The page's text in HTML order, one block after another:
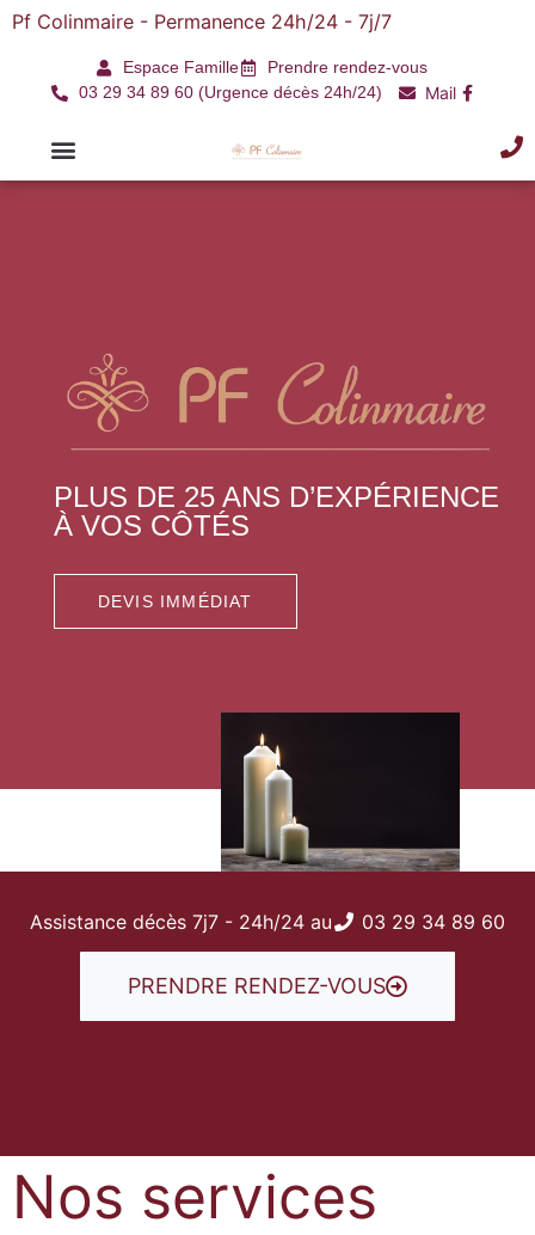
Pf Colinmaire - Permanence 24h/24 - 7j/7
Espace Famille
Prendre rendez-vous
03 29 34 89 60 (Urgence décès 24h/24)
Mail
PLUS DE 25 ANS D’EXPÉRIENCE
À VOS CÔTÉS
DEVIS IMMÉDIAT
Assistance décès 7j7 - 24h/24 au 03 29 34 89 60
PRENDRE RENDEZ-VOUS
Nos services